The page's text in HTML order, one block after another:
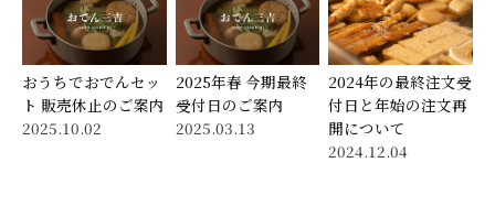
おうちでおでんセッ
ト 販売休止のご案内
2025.10.02
2025年春 今期最終
受付日のご案内
2025.03.13
2024年の最終注文受
付日と年始の注文再
開について
2024.12.04